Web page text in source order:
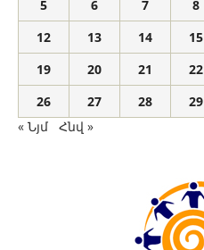
5
6 7 8
12
13 14 15
19
20 21 22
26
27 28 29
« Նյմ
Հնվ »